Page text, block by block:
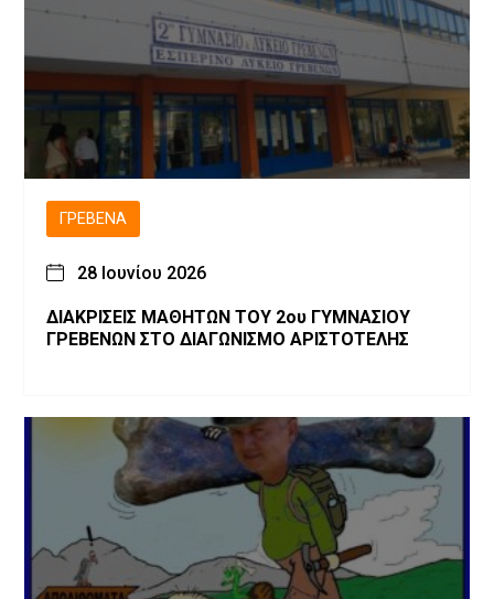
ΓΡΕΒΕΝΆ
28 Ιουνίου 2026
ΔΙΑΚΡΙΣΕΙΣ ΜΑΘΗΤΩΝ ΤΟΥ 2ου ΓΥΜΝΑΣΙΟΥ
ΓΡΕΒΕΝΩΝ ΣΤΟ ΔΙΑΓΩΝΙΣΜΟ ΑΡΙΣΤΟΤΕΛΗΣ